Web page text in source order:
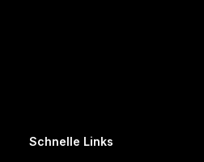
Schnelle Links